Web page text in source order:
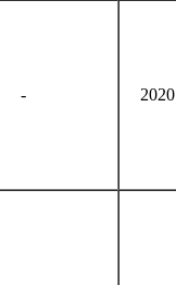
- 2020